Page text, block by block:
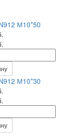
М10*50
М10*30